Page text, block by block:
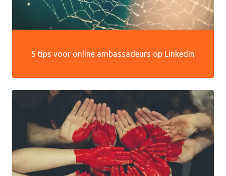
5 tips voor online ambassadeurs op LinkedIn